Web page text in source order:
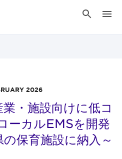
2026
・施設向けに低コ
ーカルEMSを開発
保育施設に納入～